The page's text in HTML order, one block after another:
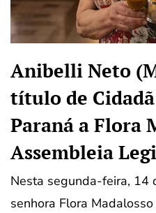
Anibelli Neto
título de
Paraná a Flora
Assembleia
Nesta segunda-feira, 14
senhora Flora